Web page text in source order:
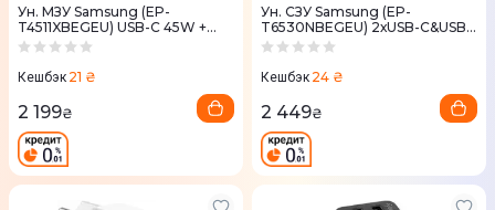
Ун. МЗУ Samsung (EP-
T4511XBEGEU) USB-C 45W +
кабель USB-C - USB-C черный
Кешбэк 21 ₴
2 199₴
Ун. CЗУ Samsung (EP-
T6530NBEGEU) 2хUSB-C&USB-
A 65W Black
Кешбэк 24 ₴
2 449₴